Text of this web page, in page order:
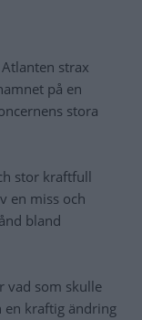
strax
på en
stora
stor kraftfull
en miss och
bland
vad som skulle
en kraftig ändring